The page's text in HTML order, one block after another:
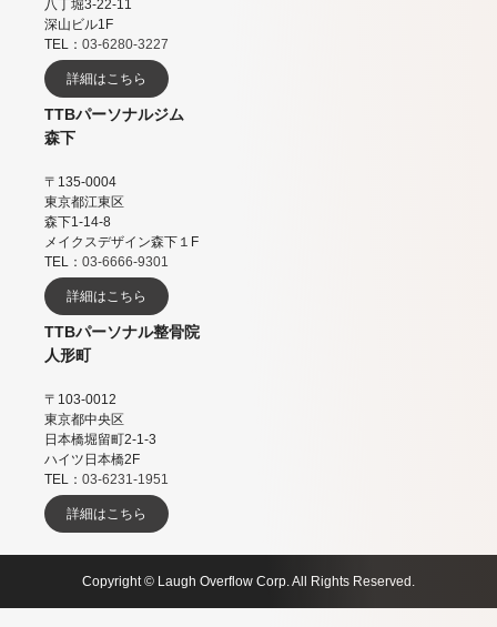
八丁堀3-22-11
深山ビル1F
TEL： 03-6280-3227
詳細はこちら
TTBパーソナルジム
森下
〒135-0004
東京都江東区
森下1-14-8
メイクスデザイン森下１F
TEL： 03-6666-9301
詳細はこちら
TTBパーソナル整骨院
人形町
〒103-0012
東京都中央区
日本橋堀留町2-1-3
ハイツ日本橋2F
TEL： 03-6231-1951
詳細はこちら
Copyright © Laugh Overflow Corp. All Rights Reserved.